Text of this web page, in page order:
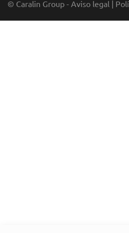
© Caralin Group - Aviso legal |